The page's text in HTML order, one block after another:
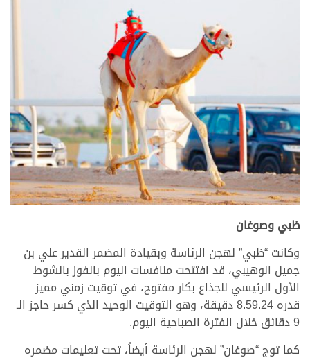
ظبي وصوغان
وكانت “ظبي” لهجن الرئاسة وبقيادة المضمر القدير علي بن
جميل الوهيبي، قد افتتحت منافسات اليوم بالفوز بالشوط
الأول الرئيسي للجذاع بكار مفتوح، في توقيت زمني مميز
قدره 8.59.24 دقيقة، وهو التوقيت الوحيد الذي كسر حاجز الـ
9 دقائق خلال الفترة الصباحية اليوم.
كما توج “صوغان” لهجن الرئاسة أيضاً، تحت تعليمات مضمره